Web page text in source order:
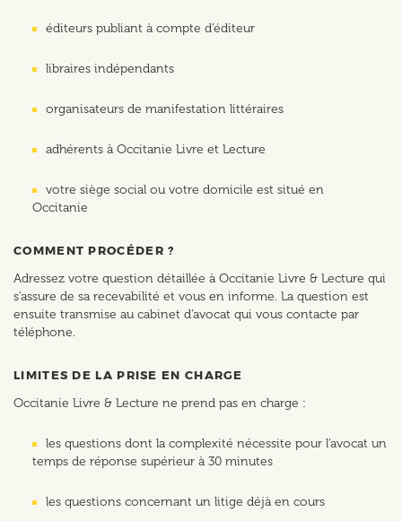
éditeurs publiant à compte d’éditeur
libraires indépendants
organisateurs de manifestation littéraires
adhérents à Occitanie Livre et Lecture
votre siège social ou votre domicile est situé en
Occitanie
COMMENT PROCÉDER ?
Adressez votre question détaillée à Occitanie Livre & Lecture qui
s'assure de sa recevabilité et vous en informe. La question est
ensuite transmise au cabinet d’avocat qui vous contacte par
téléphone.
LIMITES DE LA PRISE EN CHARGE
Occitanie Livre & Lecture ne prend pas en charge :
les questions dont la complexité nécessite pour l’avocat un
temps de réponse supérieur à 30 minutes
les questions concernant un litige déjà en cours